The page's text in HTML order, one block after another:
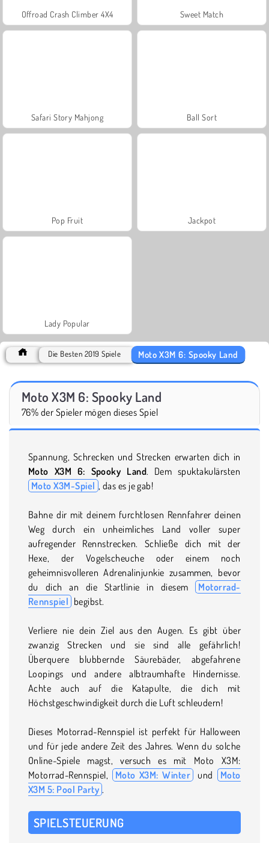
Offroad Crash Climber 4X4 Sweet Match
Safari Story Mahjong Ball Sort
Pop Fruit Jackpot
Lady Popular
Die Besten 2019 Spiele Moto X3M 6: Spooky Land
Moto X3M 6: Spooky Land
76% der Spieler mögen dieses Spiel
Spannung, Schrecken und Strecken erwarten dich in
Moto X3M 6: Spooky Land. Dem spuktakulärsten
Moto X3M-Spiel , das es je gab!
Bahne dir mit deinem furchtlosen Rennfahrer deinen
Weg durch ein unheimliches Land voller super
aufregender Rennstrecken. Schließe dich mit der
Hexe, der Vogelscheuche oder einem noch
geheimnisvolleren Adrenalinjunkie zusammen, bevor
du dich an die Startlinie in diesem Motorrad-
Rennspiel begibst.
Verliere nie dein Ziel aus den Augen. Es gibt über
zwanzig Strecken und sie sind alle gefährlich!
Überquere blubbernde Säurebäder, abgefahrene
Loopings und andere albtraumhafte Hindernisse.
Achte auch auf die Katapulte, die dich mit
Höchstgeschwindigkeit durch die Luft schleudern!
Dieses Motorrad-Rennspiel ist perfekt für Halloween
und für jede andere Zeit des Jahres. Wenn du solche
Online-Spiele magst, versuch es mit Moto X3M:
Motorrad-Rennspiel,
Moto X3M: Winter und
Moto
X3M 5: Pool Party .
SPIELSTEUERUNG